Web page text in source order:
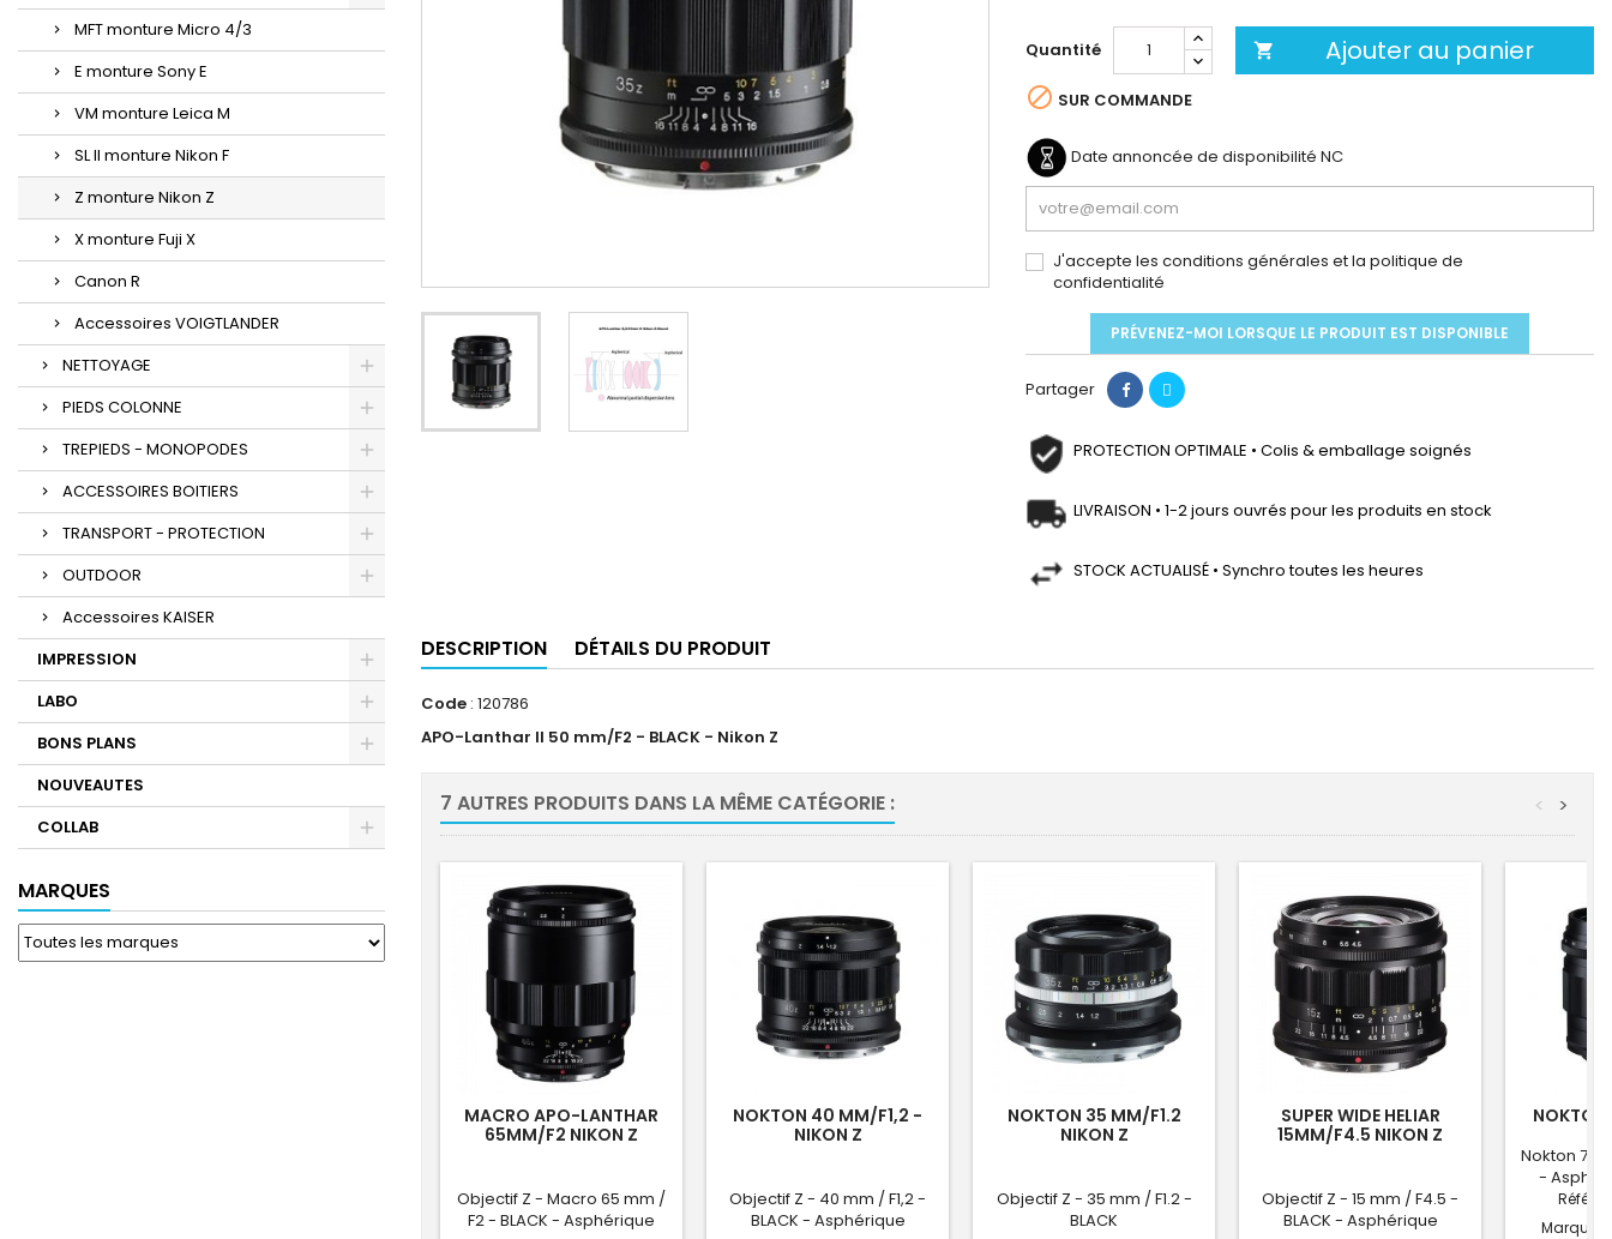
MFT monture Micro 4/3
E monture Sony E
VM monture Leica M
SL II monture Nikon F
Z monture Nikon Z
X monture Fuji X
Canon R
Accessoires VOIGTLANDER
NETTOYAGE
PIEDS COLONNE
TREPIEDS - MONOPODES
ACCESSOIRES BOITIERS
TRANSPORT - PROTECTION
OUTDOOR
Accessoires KAISER
IMPRESSION
LABO
BONS PLANS
NOUVEAUTES
COLLAB
MARQUES
Quantité  Ajouter au panier
 SUR COMMANDE
Date annoncée de disponibilité NC
J'accepte les conditions générales et la politique de
confidentialité
PRÉVENEZ-MOI LORSQUE LE PRODUIT EST DISPONIBLE
Partager
PROTECTION OPTIMALE • Colis & emballage soignés
LIVRAISON • 1-2 jours ouvrés pour les produits en stock
STOCK ACTUALISÉ • Synchro toutes les heures
DESCRIPTION DÉTAILS DU PRODUIT
Code : 120786
APO-Lanthar II 50 mm/F2 - BLACK - Nikon Z
7 AUTRES PRODUITS DANS LA MÊME CATÉGORIE : >
<
MACRO APO-LANTHAR
65MM/F2 NIKON Z
Objectif Z - Macro 65 mm /
F2 - BLACK - Asphérique
NOKTON 40 MM/F1,2 -
NIKON Z
Objectif Z - 40 mm / F1,2 -
BLACK - Asphérique
NOKTON 35 MM/F1.2
NIKON Z
Objectif Z - 35 mm / F1.2 -
BLACK
SUPER WIDE HELIAR
15MM/F4.5 NIKON Z
Objectif Z - 15 mm / F4.5 -
BLACK - Asphérique
Nokton 75
-
Marque: